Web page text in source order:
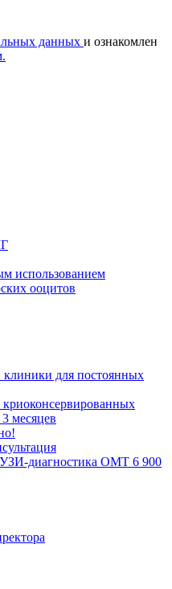
данных и ознакомлен
использованием
ооцитов
клиники для постоянных
криоконсервированных
месяцев
диагностика ОМТ 6 900